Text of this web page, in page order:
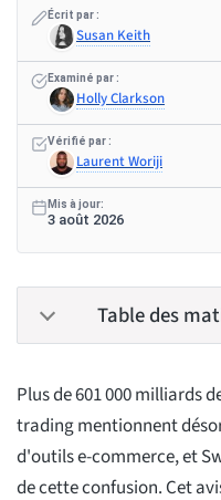
Écrit par :
Susan Keith
Examiné par :
Holly Clarkson
Vérifié par :
Laurent Woriji
Mis à jour:
3 août 2026
Table des
Plus de 601 000 milliards
trading mentionnent
d'outils e-commerce, et
de cette confusion. Cet